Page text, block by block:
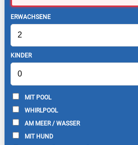
ERWACHSENE
KINDER
MIT POOL
WHIRLPOOL
AM MEER / WASSER
MIT HUND